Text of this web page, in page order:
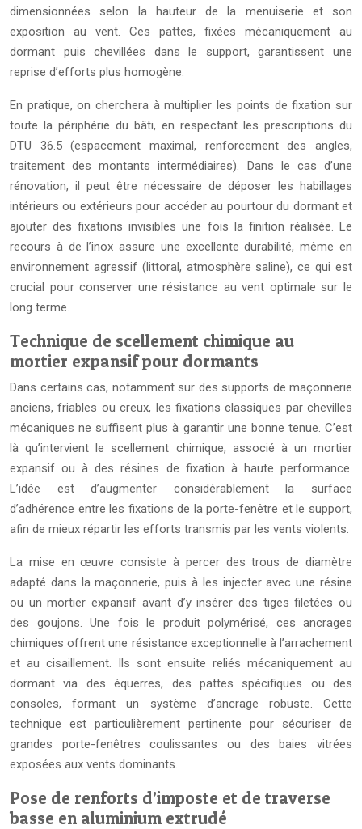
dimensionnées selon la hauteur de la menuiserie et son
exposition au vent. Ces pattes, fixées mécaniquement au
dormant puis chevillées dans le support, garantissent une
reprise d’efforts plus homogène.
En pratique, on cherchera à multiplier les points de fixation sur
toute la périphérie du bâti, en respectant les prescriptions du
DTU 36.5 (espacement maximal, renforcement des angles,
traitement des montants intermédiaires). Dans le cas d’une
rénovation, il peut être nécessaire de déposer les habillages
intérieurs ou extérieurs pour accéder au pourtour du dormant et
ajouter des fixations invisibles une fois la finition réalisée. Le
recours à de l’inox assure une excellente durabilité, même en
environnement agressif (littoral, atmosphère saline), ce qui est
crucial pour conserver une résistance au vent optimale sur le
long terme.
Technique de scellement chimique au
mortier expansif pour dormants
Dans certains cas, notamment sur des supports de maçonnerie
anciens, friables ou creux, les fixations classiques par chevilles
mécaniques ne suffisent plus à garantir une bonne tenue. C’est
là qu’intervient le scellement chimique, associé à un mortier
expansif ou à des résines de fixation à haute performance.
L’idée est d’augmenter considérablement la surface
d’adhérence entre les fixations de la porte-fenêtre et le support,
afin de mieux répartir les efforts transmis par les vents violents.
La mise en œuvre consiste à percer des trous de diamètre
adapté dans la maçonnerie, puis à les injecter avec une résine
ou un mortier expansif avant d’y insérer des tiges filetées ou
des goujons. Une fois le produit polymérisé, ces ancrages
chimiques offrent une résistance exceptionnelle à l’arrachement
et au cisaillement. Ils sont ensuite reliés mécaniquement au
dormant via des équerres, des pattes spécifiques ou des
consoles, formant un système d’ancrage robuste. Cette
technique est particulièrement pertinente pour sécuriser de
grandes porte-fenêtres coulissantes ou des baies vitrées
exposées aux vents dominants.
Pose de renforts d’imposte et de traverse
basse en aluminium extrudé